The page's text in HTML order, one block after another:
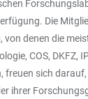
Die
denen die
COS, DKFZ,
freuen sich
ihrer